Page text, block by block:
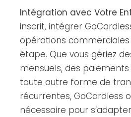
Intégration avec Votre
inscrit, intégrer
opérations
étape. Que vous gériez
mensuels, des
toute autre forme de
récurrentes, GoCardless
nécessaire pour